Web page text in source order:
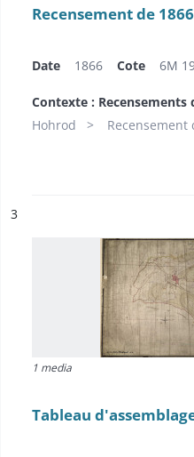
Recensement de 1866
Date 1866 Cote 6M
Contexte :
Hohrod
Recensement
n°
3
1 media
Tableau